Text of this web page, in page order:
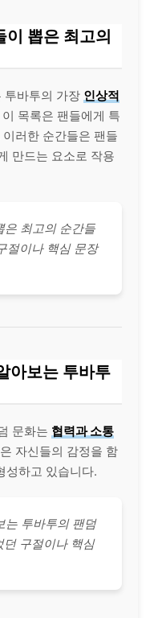
뽑은 최고의
투바투의 가장 인상적
목록은 팬들에게 특
러한 순간들은 팬들
만드는 요소로 작용
은 최고의 순간들
절이나 핵심 문장
아보는 투바투
문화는 협력과 소통
자신들의 감정을 함
성하고 있습니다.
는 투바투의 팬덤
던 구절이나 핵심